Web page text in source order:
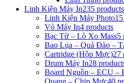
Linh Kiện Máy In235 products
Linh Kiện Máy Photo
Vỏ Máy In4 products
Bạc Từ – Lò Xo Mass5
Bao Lụa – Quả Đào –
Cartridge (Hộp Mực)27
Drum Máy In28
Board Nguồn – ECU –